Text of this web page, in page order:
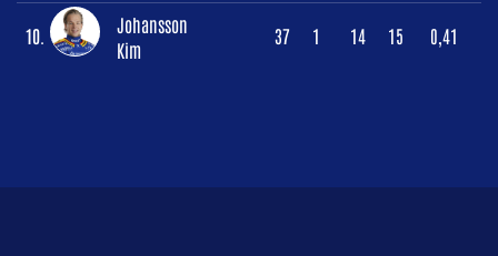
10.
Johansson
Kim
37 1 14 15 0,41